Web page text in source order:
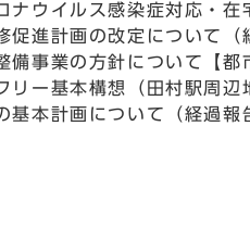
ナウイルス感染症対応・在
促進計画の改定について（
備事業の方針について【都
リー基本構想（田村駅周辺
基本計画について（経過報